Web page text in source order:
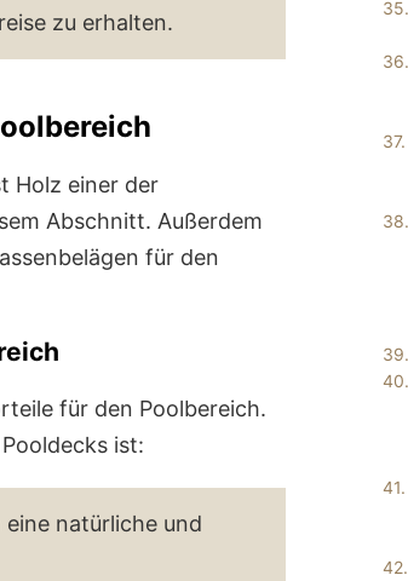
zu erhalten.
Holz einer der
Abschnitt. Außerdem
für den
für den Poolbereich.
ist:
natürliche und